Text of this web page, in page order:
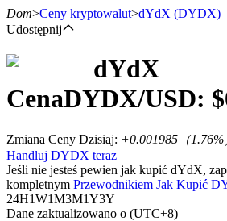
Kontrakty terminowe
Dom>Ceny kryptowalut>dYdX (DYDX)
Udostępnij
dYdX
CenaDYDX/USD: $
Zmiana Ceny Dzisiaj: +0.001985 （1.76%
Handluj DYDX teraz
Jeśli nie jesteś pewien jak kupić dYdX,
kompletnym Przewodnikiem Jak Kupić
24H1W1M3M1Y3Y
Dane zaktualizowano o (UTC+8)